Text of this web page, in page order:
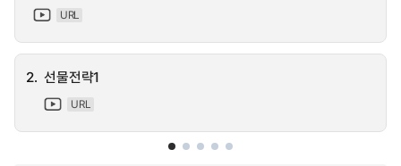
URL
2. 선물전략1
URL